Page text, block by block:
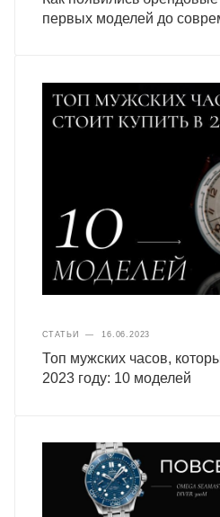
первых моделей до
СТАТЬИ — 16.06.2023
Топ мужских часов,
2023 году: 10 моделей